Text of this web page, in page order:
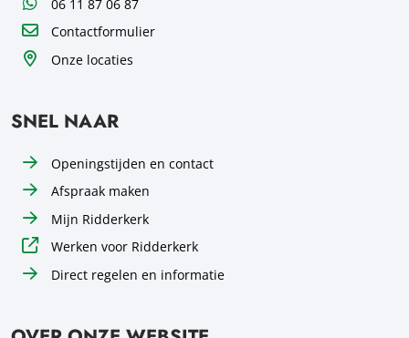
06 11 87 06 87
Contactformulier
Onze locaties
SNEL NAAR
Openingstijden en contact
Afspraak maken
Mijn Ridderkerk
Werken voor Ridderkerk
Direct regelen en informatie